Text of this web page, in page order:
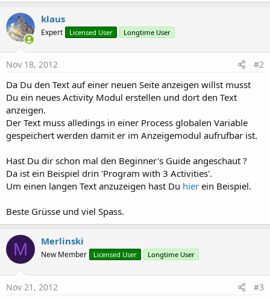
klaus
Expert Licensed User Longtime User
Nov 18, 2012 #2
Da Du den Text auf einer neuen Seite anzeigen willst musst
Du ein neues Activity Modul erstellen und dort den Text
anzeigen.
Der Text muss alledings in einer Process globalen Variable
gespeichert werden damit er im Anzeigemodul aufrufbar ist.
Hast Du dir schon mal den Beginner's Guide angeschaut ?
Da ist ein Beispiel drin 'Program with 3 Activities'.
Um einen langen Text anzuzeigen hast Du hier ein Beispiel.
Beste Grüsse und viel Spass.
M Merlinski
New Member Licensed User Longtime User
Nov 21, 2012 #3